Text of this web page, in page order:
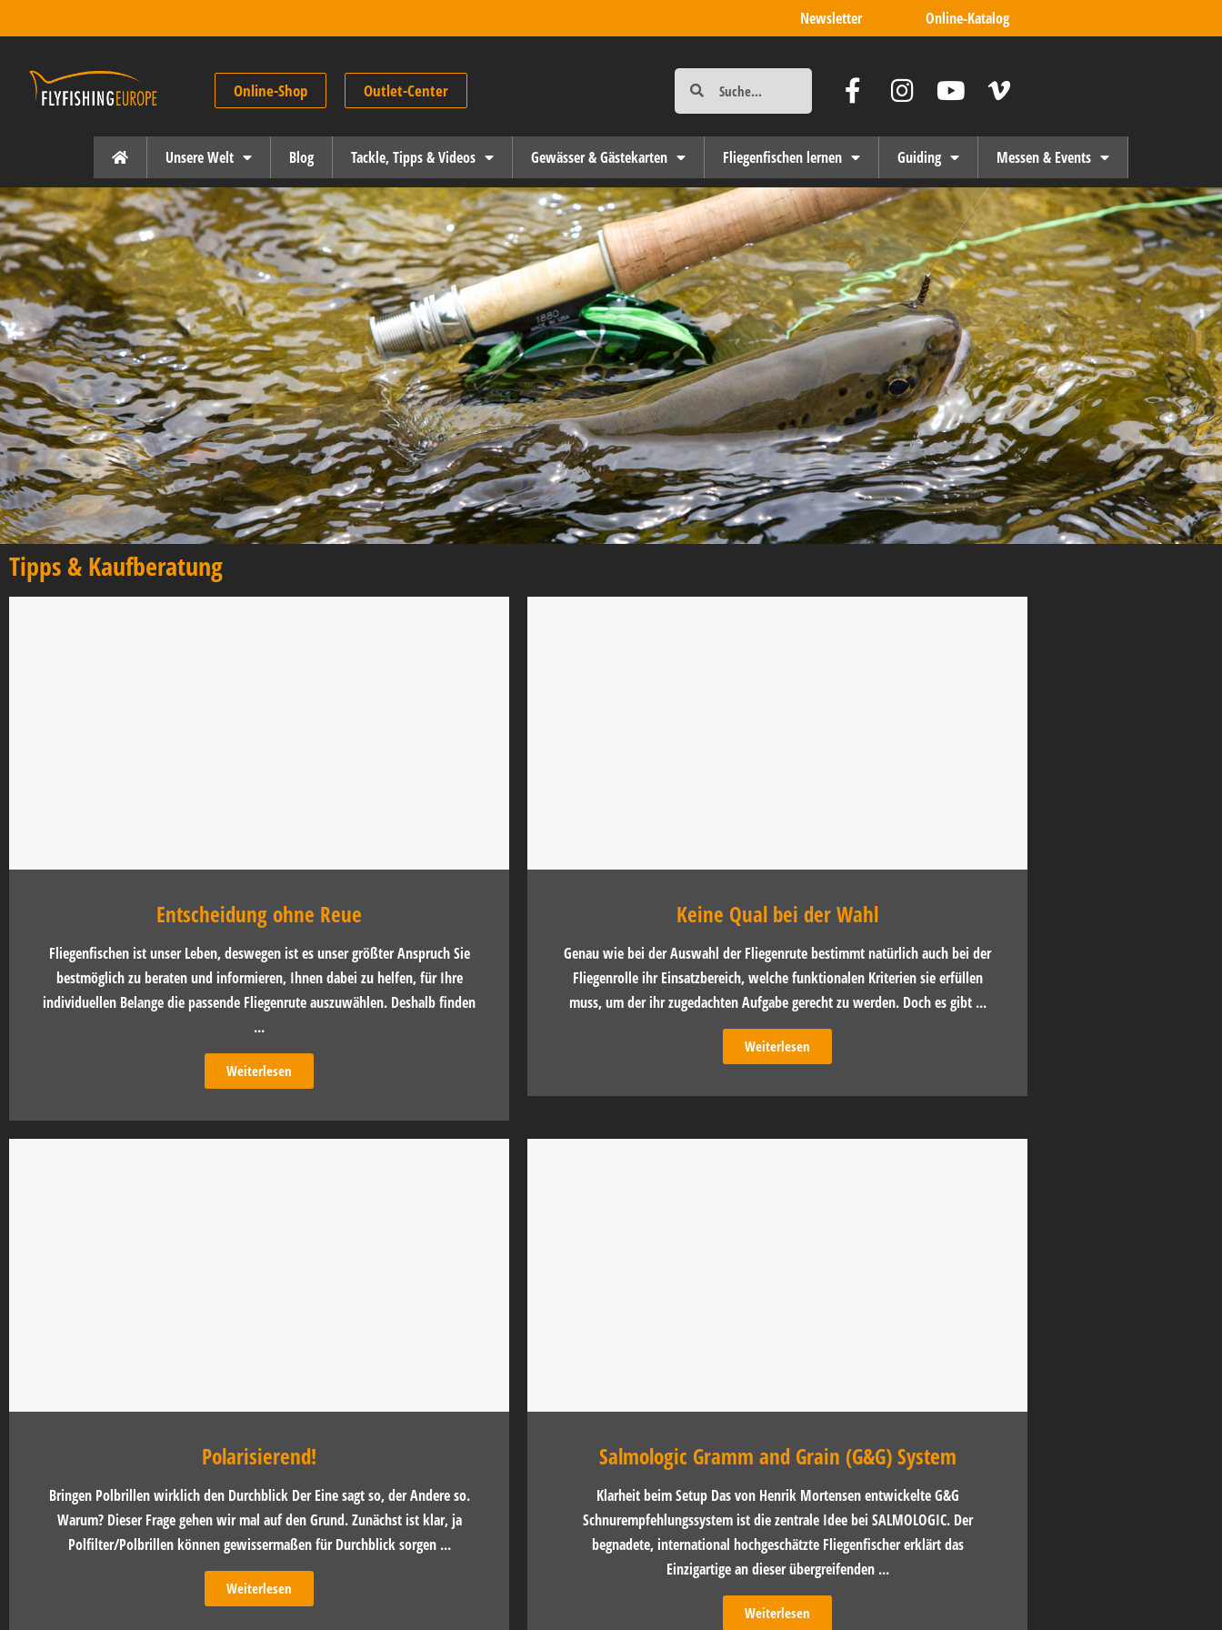
Newsletter Online-Katalog
Online-Shop Outlet-Center
Unsere Welt Blog Tackle, Tipps & Videos Gewässer & Gästekarten Fliegenfischen lernen Guiding Messen & Events
Tipps & Kaufberatung
Entscheidung ohne Reue
Fliegenfischen ist unser Leben, deswegen ist es unser größter Anspruch Sie
bestmöglich zu beraten und informieren, Ihnen dabei zu helfen, für Ihre
individuellen Belange die passende Fliegenrute auszuwählen. Deshalb finden
...
Weiterlesen
Keine Qual bei der Wahl
Genau wie bei der Auswahl der Fliegenrute bestimmt natürlich auch bei der
Fliegenrolle ihr Einsatzbereich, welche funktionalen Kriterien sie erfüllen
muss, um der ihr zugedachten Aufgabe gerecht zu werden. Doch es gibt ...
Weiterlesen
Polarisierend!
Bringen Polbrillen wirklich den Durchblick Der Eine sagt so, der Andere so.
Warum? Dieser Frage gehen wir mal auf den Grund. Zunächst ist klar, ja
Polfilter/Polbrillen können gewissermaßen für Durchblick sorgen ...
Weiterlesen
Salmologic Gramm and Grain (G&G) System
Klarheit beim Setup Das von Henrik Mortensen entwickelte G&G
Schnurempfehlungssystem ist die zentrale Idee bei SALMOLOGIC. Der
begnadete, international hochgeschätzte Fliegenfischer erklärt das
Einzigartige an dieser übergreifenden ...
Weiterlesen